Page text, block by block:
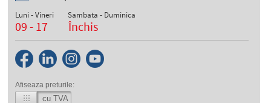
Luni - Vineri
09 - 17
Sambata - Duminica
Închis
Afiseaza preturile:
cu TVA